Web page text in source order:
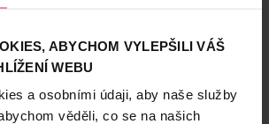
ABYCHOM VYLEPŠILI VÁŠ
WEBU
a osobními údaji, aby naše služby
věděli, co se na našich